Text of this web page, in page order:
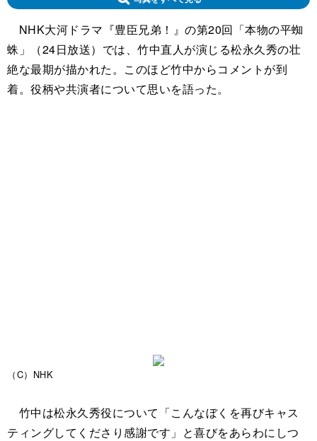
NHK大河ドラマ『豊臣兄弟！』の第20回「本物の平蜘
蛛」（24日放送）では、竹中直人が演じる松永久秀の壮
絶な最期が描かれた。このほど竹中からコメントが到
着。役柄や共演者について思いを語った。
（C）NHK
竹中は松永久秀役について「こんなぼくを再びキャス
ティングしてくださり感謝です」と喜びをあらわにしつ